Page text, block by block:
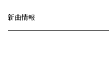
新曲情報